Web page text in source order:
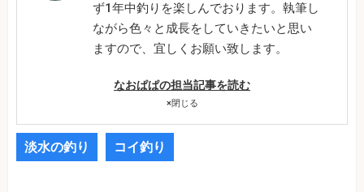
ず1年中釣りを楽しんでおります。執筆し
ながら色々と成長をしていきたいと思い
ますので、宜しくお願い致します。
なおぱぱの担当記事を読む
×閉じる
淡水の釣り コイ釣り